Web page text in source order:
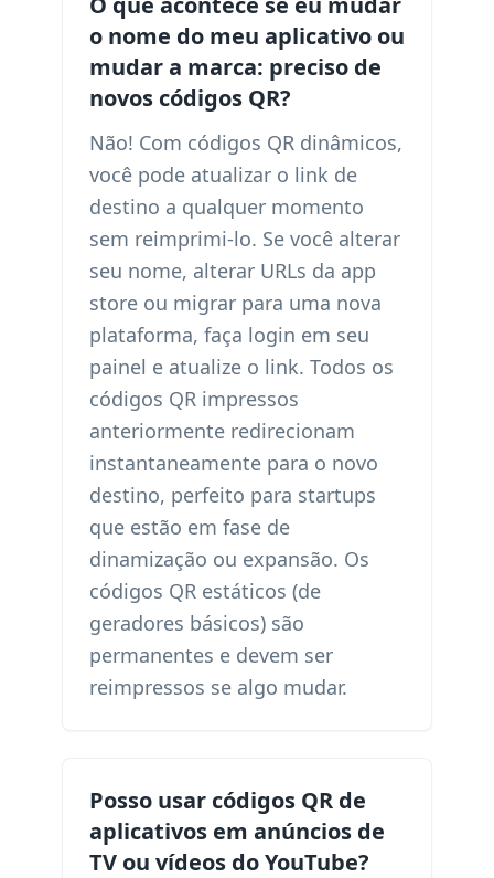
o nome do meu aplicativo ou
mudar a marca: preciso de
novos códigos QR?
Não! Com códigos QR dinâmicos,
você pode atualizar o link de
destino a qualquer momento
sem reimprimi-lo. Se você alterar
seu nome, alterar URLs da app
store ou migrar para uma nova
plataforma, faça login em seu
painel e atualize o link. Todos os
códigos QR impressos
anteriormente redirecionam
instantaneamente para o novo
destino, perfeito para startups
que estão em fase de
dinamização ou expansão. Os
códigos QR estáticos (de
geradores básicos) são
permanentes e devem ser
reimpressos se algo mudar.
Posso usar códigos QR de
aplicativos em anúncios de
TV ou vídeos do YouTube?